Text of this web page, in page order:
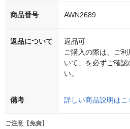
商品番号 AWN2689
返品について
返品可
ご購入の際は、ご
いて」を必ずご確
い。
備考 詳しい商品説明はこ
ご注意【免責】